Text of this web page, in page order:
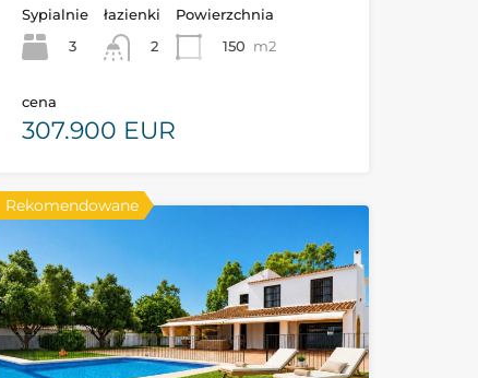
Sypialnie
3
łazienki
2
Powierzchnia
150 m2
cena
307.900 EUR
Rekomendowane